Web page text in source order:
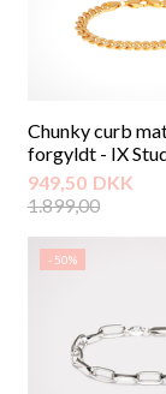
Chunky curb
forgyldt - IX
949,50 DKK
1.899,00
- 50%